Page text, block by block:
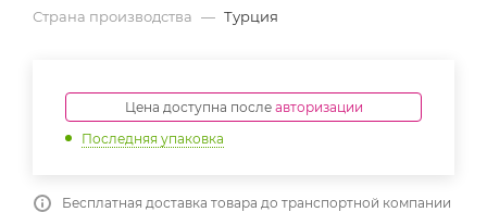
Страна производства — Турция
Цена доступна после авторизации
Последняя упаковка
Бесплатная доставка товара до транспортной компании